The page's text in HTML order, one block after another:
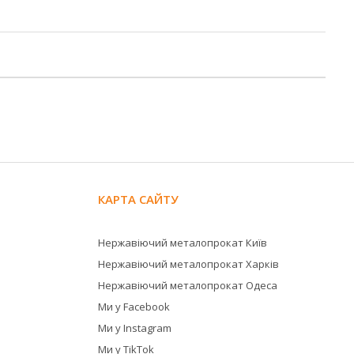
КАРТА САЙТУ
Нержавіючий металопрокат Київ
Нержавіючий металопрокат Харків
Нержавіючий металопрокат Одеса
Ми у Facebook
Ми у Instagram
Ми у TikTok